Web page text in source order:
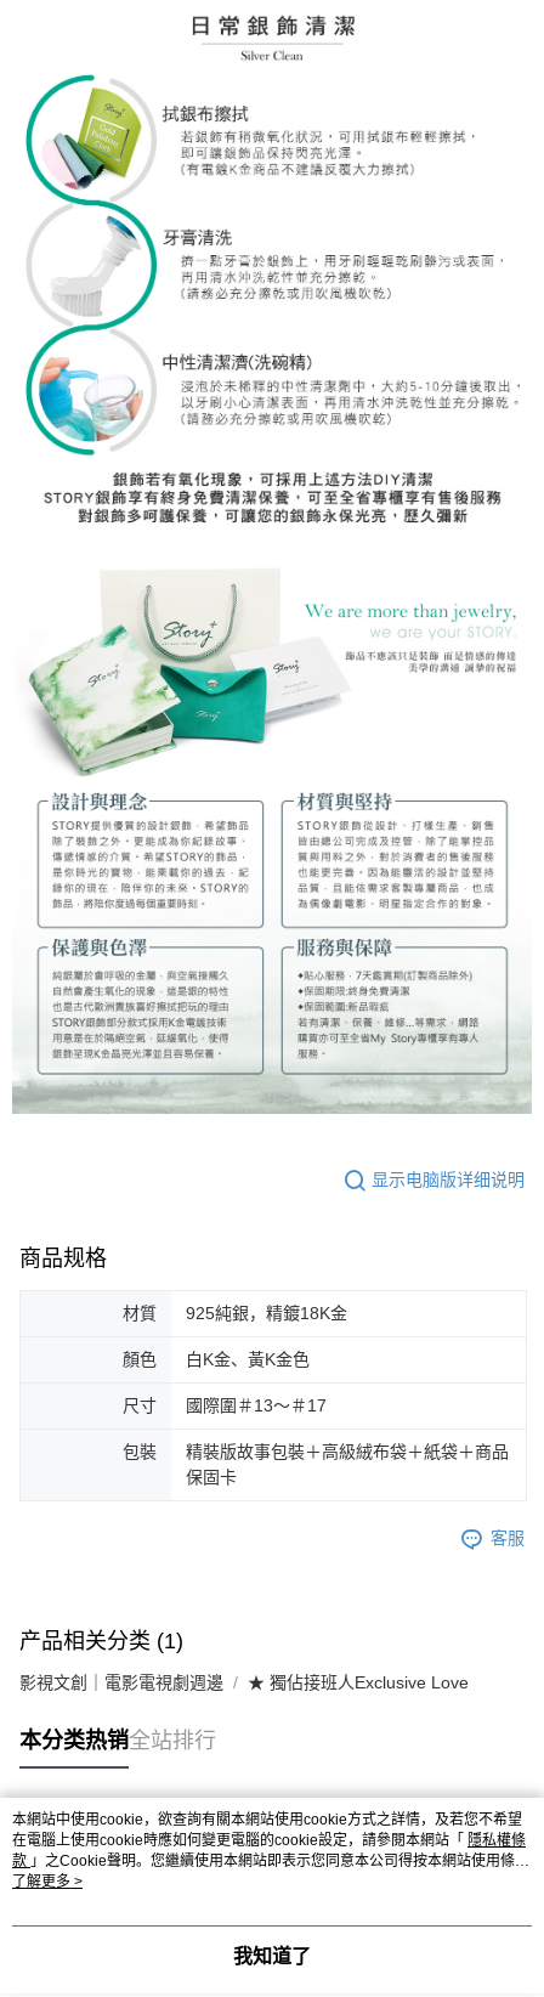
显示电脑版详细说明
商品规格
材質 925純銀，精鍍18K金
顏色 白K金、黃K金色
尺寸 國際圍＃13～＃17
包裝
精裝版故事包裝＋高級絨布袋＋紙袋＋商品
保固卡
客服
产品相关分类 (1)
影視文創｜電影電視劇週邊 ★ 獨佔接班人Exclusive Love
本分类热销全站排行
热门标签
本網站中使用cookie，欲查詢有關本網站使用cookie方式之詳情，及若您不希望
在電腦上使用cookie時應如何變更電腦的cookie設定，請參閱本網站「 隱私權條
款 」之Cookie聲明。您繼續使用本網站即表示您同意本公司得按本網站使用條款
之Cookie聲明使用cookie。
了解更多 >
我知道了